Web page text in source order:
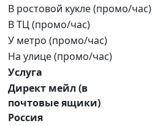
В ростовой кукле (промо/час)
В ТЦ (промо/час)
У метро (промо/час)
На улице (промо/час)
Услуга
Директ мейл (в
почтовые ящики)
Россия